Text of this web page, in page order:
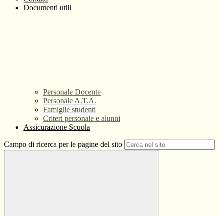
Documenti utili
Personale Docente
Personale A.T.A.
Famiglie studenti
Criteri personale e alunni
Assicurazione Scuola
Campo di ricerca per le pagine del sito